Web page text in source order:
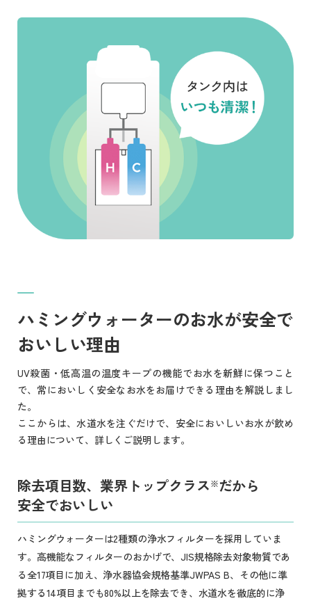
ハミングウォーターのお水が安全で
おいしい理由
UV殺菌・低高温の温度キープの機能でお水を新鮮に保つこと
で、常においしく安全なお水をお届けできる理由を解説しまし
た。
ここからは、水道水を注ぐだけで、安全においしいお水が飲め
る理由について、詳しくご説明します。
除去項目数、業界トップクラス※だから
安全でおいしい
ハミングウォーターは2種類の浄水フィルターを採用していま
す。高機能なフィルターのおかげで、JIS規格除去対象物質であ
る全17項目に加え、浄水器協会規格基準JWPAS B、その他に準
拠する14項目までも80%以上を除去でき、水道水を徹底的に浄